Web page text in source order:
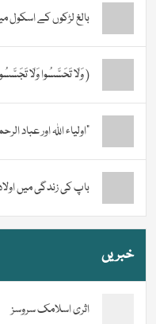
بالغ لڑکوں کے اسکول
( وَلَا تَحَسَّسُوا وَلَا
“اولیاء اللہ اور
باپ کی زندگی میں
خبریں
اثری اسلامک سروسز